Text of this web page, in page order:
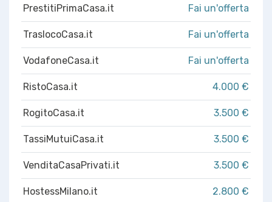
PrestitiPrimaCasa.it Fai un'offerta
TraslocoCasa.it Fai un'offerta
VodafoneCasa.it Fai un'offerta
RistoCasa.it 4.000 €
RogitoCasa.it 3.500 €
TassiMutuiCasa.it 3.500 €
VenditaCasaPrivati.it 3.500 €
HostessMilano.it 2.800 €